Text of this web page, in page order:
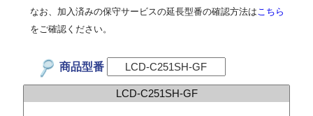
なお、加入済みの保守サービスの延長型番の確認方法は こちら
をご確認ください。
商品型番